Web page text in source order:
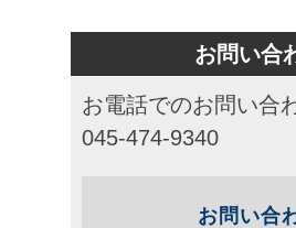
お問い合
お電話でのお問い合
045-474-9340
お問い合